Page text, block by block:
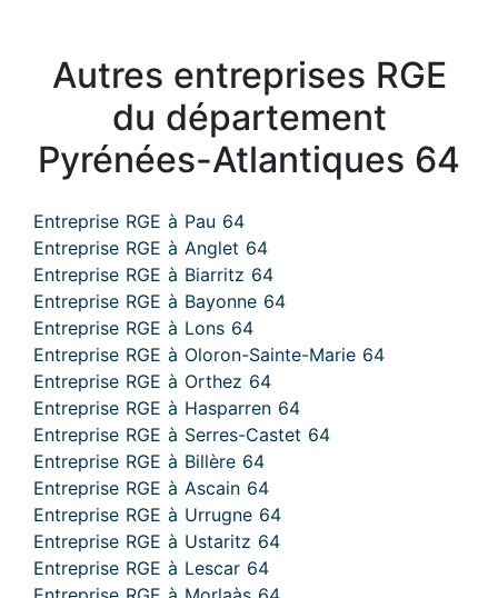
Autres entreprises RGE
du département
Pyrénées-Atlantiques 64
Entreprise RGE à Pau 64
Entreprise RGE à Anglet 64
Entreprise RGE à Biarritz 64
Entreprise RGE à Bayonne 64
Entreprise RGE à Lons 64
Entreprise RGE à Oloron-Sainte-Marie 64
Entreprise RGE à Orthez 64
Entreprise RGE à Hasparren 64
Entreprise RGE à Serres-Castet 64
Entreprise RGE à Billère 64
Entreprise RGE à Ascain 64
Entreprise RGE à Urrugne 64
Entreprise RGE à Ustaritz 64
Entreprise RGE à Lescar 64